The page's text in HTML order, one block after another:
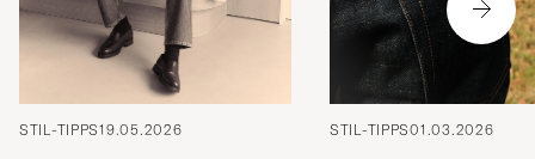
STIL-TIPPS19.05.2026 STIL-TIPPS01.03.2026